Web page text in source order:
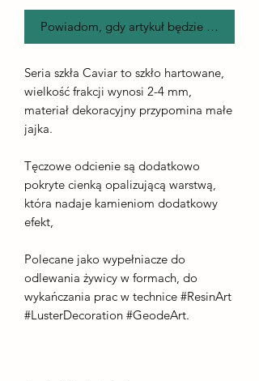
Powiadom, gdy artykuł będzie dostępny
Seria szkła Caviar to szkło hartowane,
wielkość frakcji wynosi 2-4 mm,
materiał dekoracyjny przypomina małe
jajka.
Tęczowe odcienie są dodatkowo
pokryte cienką opalizującą warstwą,
która nadaje kamieniom dodatkowy
efekt,
Polecane jako wypełniacze do
odlewania żywicy w formach, do
wykańczania prac w technice #ResinArt
#LusterDecoration #GeodeArt.